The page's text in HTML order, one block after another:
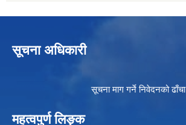
सूचना अधिकारी
सूचना माग गर्ने निवेदनको ढाँचा
महत्वपुर्ण लिङ्क